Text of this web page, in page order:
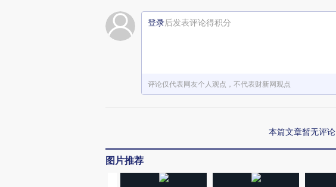
登录后发表评论得积分
评论仅代表网友个人观点，不代表财新网观点
本篇文章暂无评论
图片推荐